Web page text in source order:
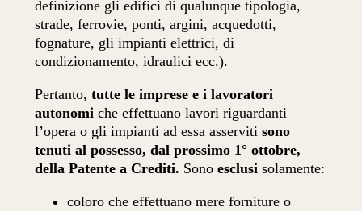
definizione gli edifici di qualunque tipologia,
strade, ferrovie, ponti, argini, acquedotti,
fognature, gli impianti elettrici, di
condizionamento, idraulici ecc.).
Pertanto,tutte le imprese e i lavoratori
autonomi che effettuano lavori riguardanti
l’opera o gli impianti ad essa asservitisono
tenuti al possesso, dal prossimo 1° ottobre,
della Patente a Crediti. Sonoesclusi solamente:
coloro che effettuano mere forniture o